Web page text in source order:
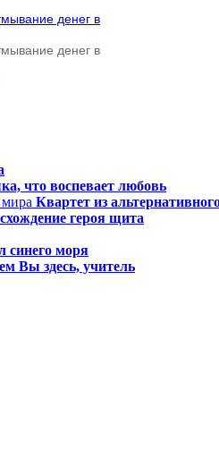
денег в
денег в
что воспевает любовь
Квартет из
героя щита
синего моря
Вы здесь, учитель